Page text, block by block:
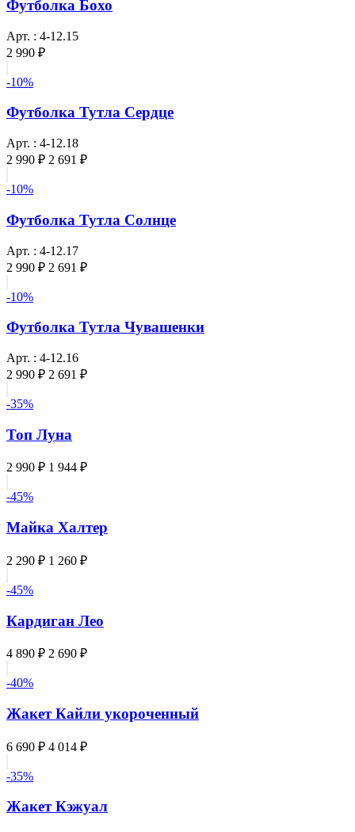
Футболка Бохо
Арт. : 4-12.15
2 990 ₽
-10%
Футболка Тутла Сердце
Арт. : 4-12.18
2 990 ₽ 2 691 ₽
-10%
Футболка Тутла Солнце
Арт. : 4-12.17
2 990 ₽ 2 691 ₽
-10%
Футболка Тутла Чувашенки
Арт. : 4-12.16
2 990 ₽ 2 691 ₽
-35%
Топ Луна
2 990 ₽ 1 944 ₽
-45%
Майка Халтер
2 290 ₽ 1 260 ₽
-45%
Кардиган Лео
4 890 ₽ 2 690 ₽
-40%
Жакет Кайли укороченный
6 690 ₽ 4 014 ₽
-35%
Жакет Кэжуал